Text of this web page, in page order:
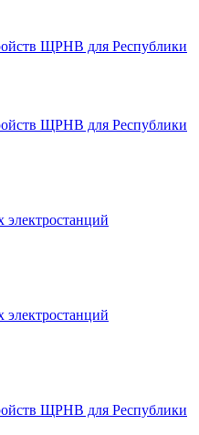
ЩРНВ для Республики
ЩРНВ для Республики
ЩРНВ для Республики